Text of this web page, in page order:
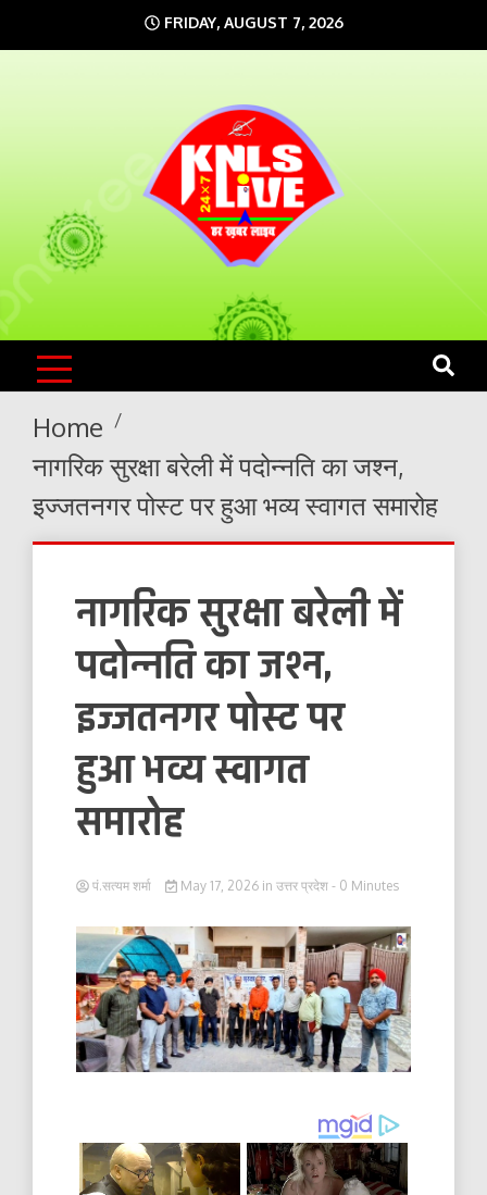
to
FRIDAY, AUGUST 7, 2026
KNLS LIVE
India`s No.1 News Portal
Home
नागरिक सुरक्षा बरेली में पदोन्नति का जश्न,
इज्जतनगर पोस्ट पर हुआ भव्य स्वागत समारोह
नागरिक सुरक्षा बरेली में
पदोन्नति का जश्न,
इज्जतनगर पोस्ट पर
हुआ भव्य स्वागत
समारोह
पं.सत्यम शर्मा May 17, 2026 in उत्तर प्रदेश - 0 Minutes